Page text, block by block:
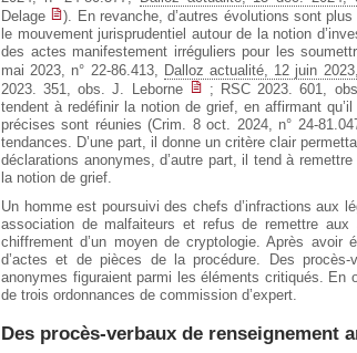
Delage
). En revanche, d’autres évolutions sont
le mouvement jurisprudentiel autour de la notion
des actes manifestement irréguliers pour les
mai 2023, n° 22-86.413,
Dalloz actualité, 12 juin
2023. 351, obs. J. Leborne
; RSC 2023. 601,
tendent à redéfinir la notion de grief, en affirmant
précises sont réunies (Crim. 8 oct. 2024, n° 24-
tendances. D’une part, il donne un critère clair
déclarations anonymes, d’autre part, il tend à
la notion de grief.
Un homme est poursuivi des chefs d’infractions aux
association de malfaiteurs et refus de remettre
chiffrement d’un moyen de cryptologie. Après avoir
d’actes et de pièces de la procédure. Des
anonymes figuraient parmi les éléments critiqués. En
de trois ordonnances de commission d’expert.
Des procès-verbaux de renseignement